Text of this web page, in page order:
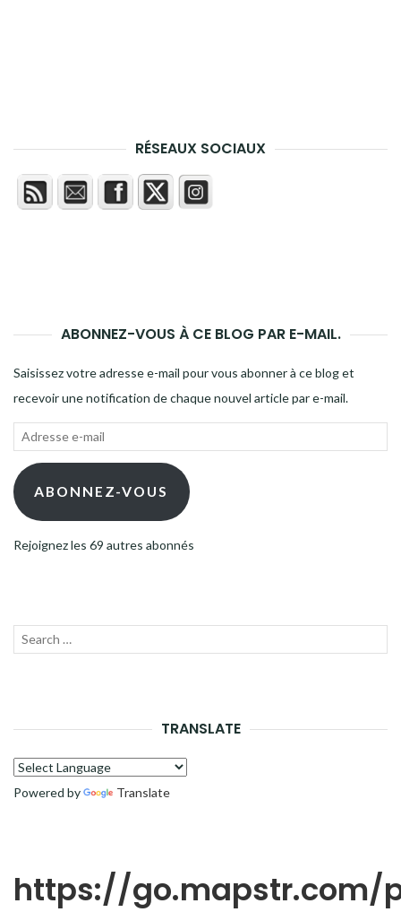
RÉSEAUX SOCIAUX
ABONNEZ-VOUS À CE BLOG PAR E-MAIL.
Saisissez votre adresse e-mail pour vous abonner à ce blog et
recevoir une notification de chaque nouvel article par e-mail.
Adresse
mail ABONNEZ-VOUS
Rejoignez les 69 autres abonnés
Recherche
TRANSLATE
Powered by Translate
https://go.mapstr.com/